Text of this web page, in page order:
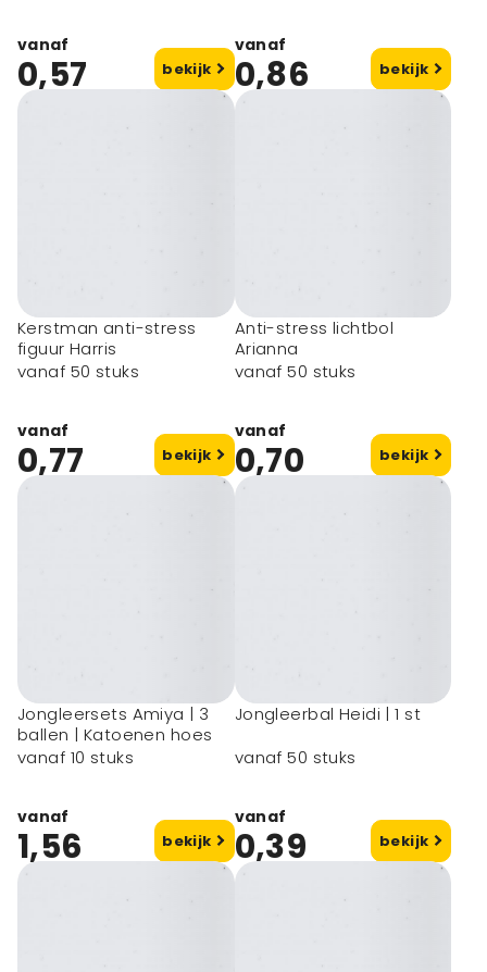
vanaf
0,57 bekijk
vanaf
0,86 bekijk
Kerstman anti-stress
figuur Harris
vanaf 50 stuks
vanaf
0,77 bekijk
Anti-stress lichtbol
Arianna
vanaf 50 stuks
vanaf
0,70 bekijk
Jongleersets Amiya | 3
ballen | Katoenen hoes
vanaf 10 stuks
vanaf
1,56 bekijk
Jongleerbal Heidi | 1 st
vanaf 50 stuks
vanaf
0,39 bekijk